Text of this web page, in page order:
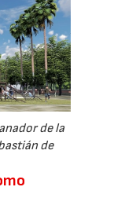
de la
de